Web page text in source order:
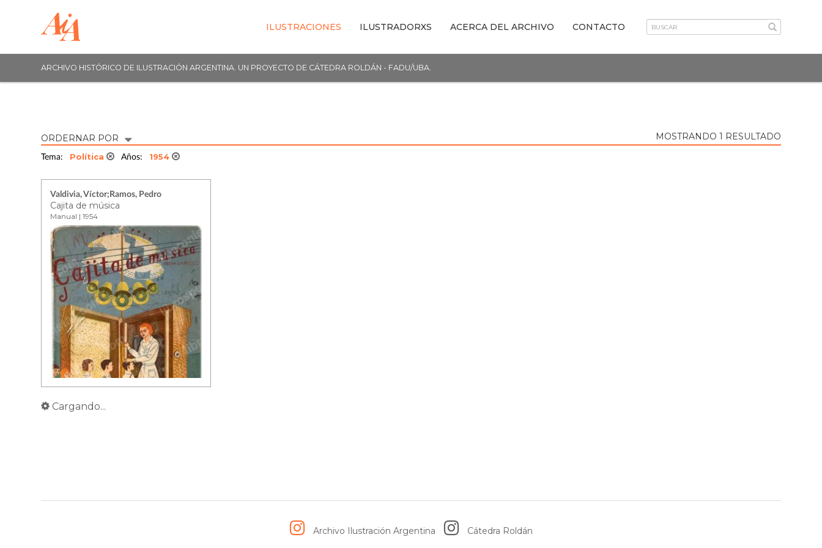
ILUSTRACIONES ILUSTRADORXS ACERCA DEL ARCHIVO CONTACTO
ARCHIVO HISTÓRICO DE ILUSTRACIÓN ARGENTINA. UN PROYECTO DE CÁTEDRA ROLDÁN - FADU/UBA.
ORDERNAR POR MOSTRANDO 1 RESULTADO
Tema: Política Años: 1954
Valdivia, Víctor;Ramos, Pedro
Cajita de música
Manual | 1954
Cargando...
Archivo Ilustración Argentina Cátedra Roldán